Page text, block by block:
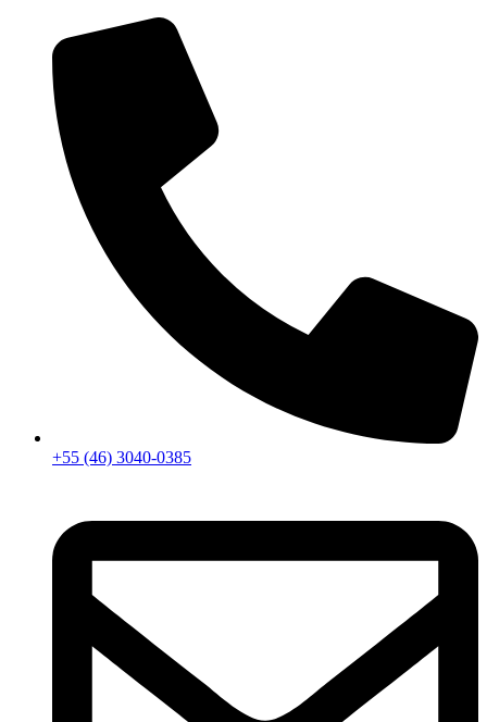
+55 (46) 3040-0385